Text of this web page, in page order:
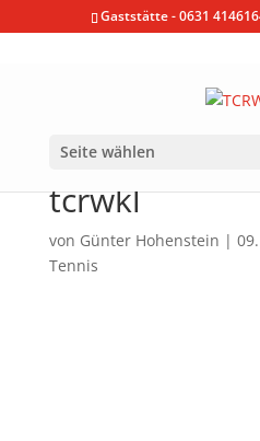
Gaststätte - 0631
Seite wählen
Sommerfest
tcrwkl
von Günter Hohenstein |
Tennis